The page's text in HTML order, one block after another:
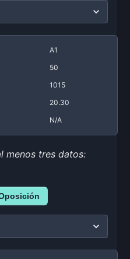
A1
50
1015
20.30
N/A
menos tres datos: